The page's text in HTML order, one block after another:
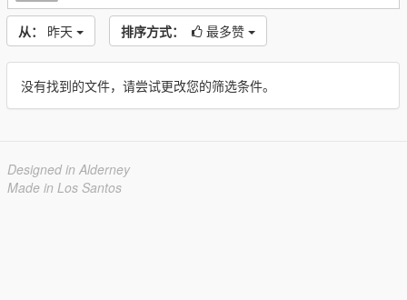
从： 昨天 排序方式： 最多赞
没有找到的文件，请尝试更改您的筛选条件。
Designed in Alderney
Made in Los Santos